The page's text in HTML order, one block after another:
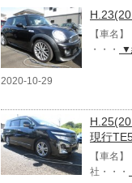
【車名
・・・
▼
2020-10-29
現行
【車名
社・・・